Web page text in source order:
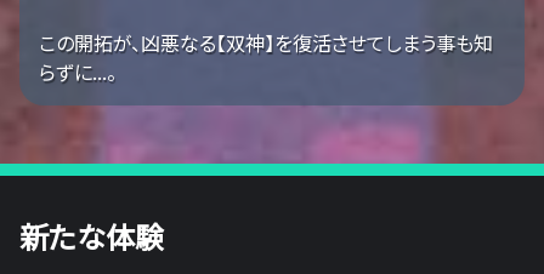
この開拓が、凶悪なる【双神】を復活させてしまう事も知
らずに...。
新たな体験